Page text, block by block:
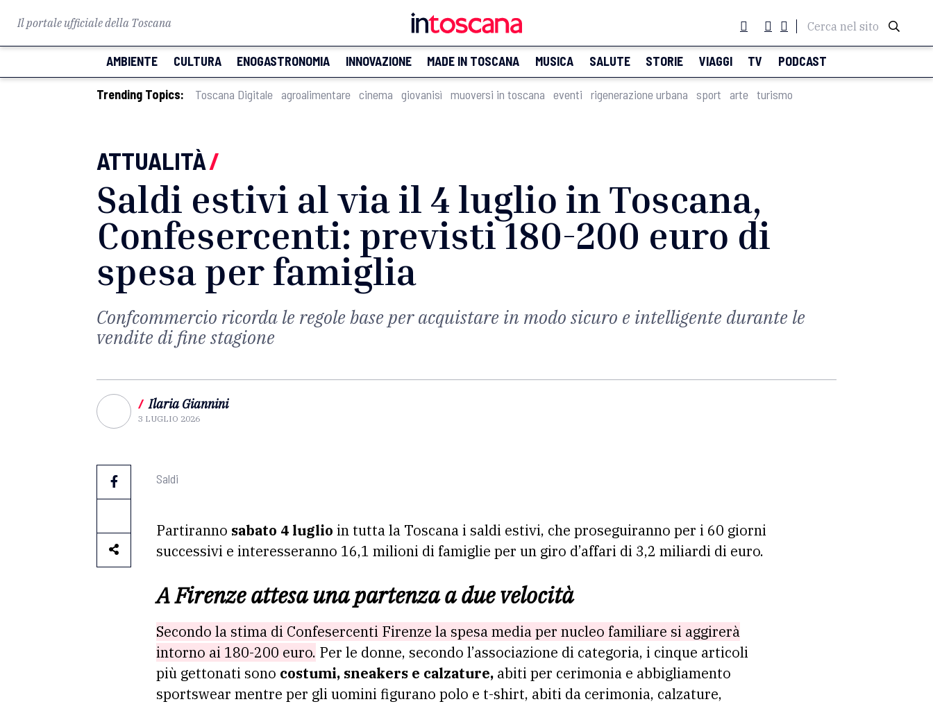
Il portale ufficiale della Toscana Cerca nel sito
AMBIENTE CULTURA ENOGASTRONOMIA INNOVAZIONE MADE IN TOSCANA MUSICA SALUTE STORIE VIAGGI TV PODCAST
Trending Topics: Toscana Digitale agroalimentare cinema giovanisì muoversi in toscana eventi rigenerazione urbana sport arte turismo
ATTUALITÀ/
Saldi estivi al via il 4 luglio in Toscana,
Confesercenti: previsti 180-200 euro di
spesa per famiglia
Confcommercio ricorda le regole base per acquistare in modo sicuro e intelligente durante le
vendite di fine stagione
/ Ilaria Giannini
3 LUGLIO 2026
Saldi
Partiranno sabato 4 luglio in tutta la Toscana i saldi estivi, che proseguiranno per i 60 giorni
successivi e interesseranno 16,1 milioni di famiglie per un giro d’affari di 3,2 miliardi di euro.
A Firenze attesa una partenza a due velocità
Secondo la stima di Confesercenti Firenze la spesa media per nucleo familiare si aggirerà
intorno ai 180-200 euro. Per le donne, secondo l’associazione di categoria, i cinque articoli
più gettonati sono costumi, sneakers e calzature, abiti per cerimonia e abbigliamento
sportswear mentre per gli uomini figurano polo e t-shirt, abiti da cerimonia, calzature,